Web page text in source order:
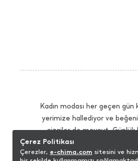
Kadın modası her geçen
yerimize hallediyor ve
çizgiler de mevcut. Günlük
İhtiyacınız olan tüm
sağlayacak modelleri
Çerez Politikası
Çerezler, e-chima.com sitesini ve